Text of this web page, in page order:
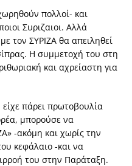
πολλοί- και
Συριζαιοι. Αλλά
τον ΣΥΡΙΖΑ θα απειληθεί
Η συμμετοχή του στη
και αχρείαστη για
πάρει πρωτοβουλία
μπορούσε να
-ακόμη και χωρίς την
κεφάλαιο -και να
του στην Παράταξη.